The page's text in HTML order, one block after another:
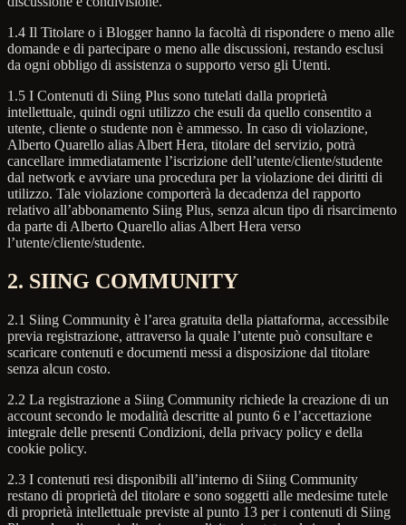
1.4 Il Titolare o i Blogger hanno la facoltà di rispondere o meno alle
domande e di partecipare o meno alle discussioni, restando esclusi
da ogni obbligo di assistenza o supporto verso gli Utenti.
1.5 I Contenuti di Siing Plus sono tutelati dalla proprietà
intellettuale, quindi ogni utilizzo che esuli da quello consentito a
utente, cliente o studente non è ammesso. In caso di violazione,
Alberto Quarello alias Albert Hera, titolare del servizio, potrà
cancellare immediatamente l’iscrizione dell’utente/cliente/studente
dal network e avviare una procedura per la violazione dei diritti di
utilizzo. Tale violazione comporterà la decadenza del rapporto
relativo all’abbonamento Siing Plus, senza alcun tipo di risarcimento
da parte di Alberto Quarello alias Albert Hera verso
l’utente/cliente/studente.
2. SIING COMMUNITY
2.1 Siing Community è l’area gratuita della piattaforma, accessibile
previa registrazione, attraverso la quale l’utente può consultare e
scaricare contenuti e documenti messi a disposizione dal titolare
senza alcun costo.
2.2 La registrazione a Siing Community richiede la creazione di un
account secondo le modalità descritte al punto 6 e l’accettazione
integrale delle presenti Condizioni, della privacy policy e della
cookie policy.
2.3 I contenuti resi disponibili all’interno di Siing Community
restano di proprietà del titolare e sono soggetti alle medesime tutele
di proprietà intellettuale previste al punto 13 per i contenuti di Siing